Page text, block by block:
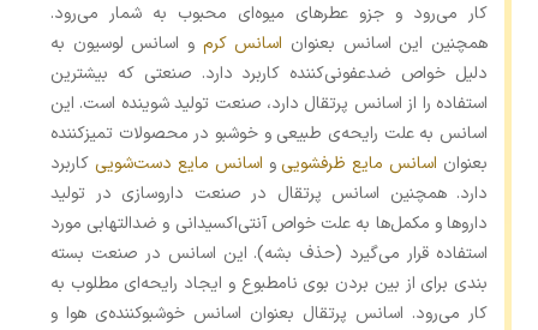
کار می‌رود و جزو عطرهای میوه‌ای محبوب به شمار می‌رود.
همچنین این اسانس بعنوان اسانس کرم و اسانس لوسیون به
دلیل خواص ضدعفونی‌کننده کاربرد دارد. صنعتی که بیشترین
استفاده را از اسانس پرتقال دارد، صنعت تولید شوینده است. این
اسانس به علت رایحه‌ی طبیعی و خوشبو در محصولات تمیزکننده
بعنوان اسانس مایع ظرفشویی و اسانس مایع دست‌شویی کاربرد
دارد. همچنین اسانس پرتقال در صنعت داروسازی در تولید
داروها و مکمل‌ها به علت خواص آنتی‌اکسیدانی و ضدالتهابی مورد
استفاده قرار می‌گیرد (حذف بشه). این اسانس در صنعت بسته
بندی برای از بین بردن بوی نامطبوع و ایجاد رایحه‌ای مطلوب به
کار می‌رود. اسانس پرتقال بعنوان اسانس خوشبوکننده‌ی هوا و